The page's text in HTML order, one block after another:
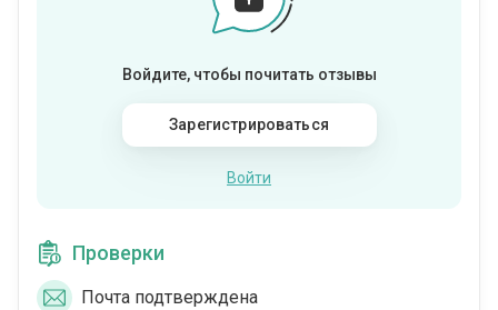
Войдите, чтобы почитать отзывы
Зарегистрироваться
Войти
Проверки
Почта подтверждена